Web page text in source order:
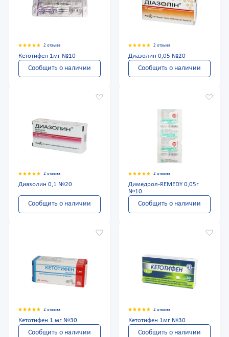
2 отзыва
Кетотифен 1мг №10
Сообщить о наличии
2 отзыва
Диазолин 0,05 №20
Сообщить о наличии
2 отзыва
Диазолин 0,1 №20
Сообщить о наличии
2 отзыва
Димедрол-REMEDY 0,05г
№10
Сообщить о наличии
2 отзыва
Кетотифен 1 мг №30
Сообщить о наличии
2 отзыва
Кетотифен 1мг №30
Сообщить о наличии